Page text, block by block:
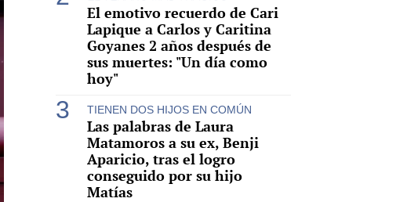
El emotivo recuerdo de Cari
Lapique a Carlos y Caritina
Goyanes 2 años después de
sus muertes: "Un día como
hoy"
TIENEN DOS HIJOS EN COMÚN
Las palabras de Laura
Matamoros a su ex, Benji
Aparicio, tras el logro
conseguido por su hijo
Matías